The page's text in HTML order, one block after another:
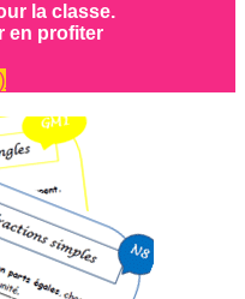
la classe.
en profiter